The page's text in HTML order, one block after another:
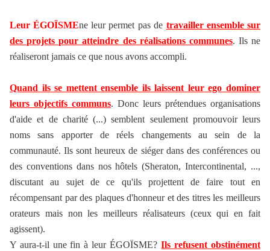
Leur ÉGOÏSMEne leur permet pas de travailler ensemble sur
des projets pour atteindre des réalisations communes. Ils ne
réaliseront jamais ce que nous avons accompli.
Quand ils se mettent ensemble ils laissent leur ego dominer
leurs objectifs communs. Donc leurs prétendues organisations
d'aide et de charité (...) semblent seulement promouvoir leurs
noms sans apporter de réels changements au sein de la
communauté. Ils sont heureux de siéger dans des conférences ou
des conventions dans nos hôtels (Sheraton, Intercontinental, ...,
discutant au sujet de ce qu'ils projettent de faire tout en
récompensant par des plaques d'honneur et des titres les meilleurs
orateurs mais non les meilleurs réalisateurs (ceux qui en fait
agissent).
Y aura-t-il une fin à leur ÉGOÏSME? Ils refusent obstinément